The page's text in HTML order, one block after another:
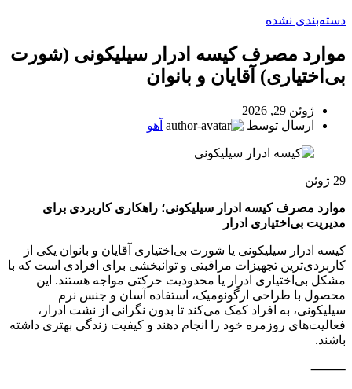
دسته‌بندی نشده
موارد مصرف کیسه ادرار سیلیکونی (شورت
بی‌اختیاری) آقایان و بانوان
ژوئن 29, 2026
ارسال توسط
آهو
29 ژوئن
موارد مصرف کیسه ادرار سیلیکونی؛ راهکاری کاربردی برای
مدیریت بی‌اختیاری ادرار
کیسه ادرار سیلیکونی یا شورت بی‌اختیاری آقایان و بانوان یکی از
کاربردی‌ترین تجهیزات مراقبتی و توانبخشی برای افرادی است که با
مشکل بی‌اختیاری ادرار یا محدودیت حرکتی مواجه هستند. این
محصول با طراحی ارگونومیک، استفاده آسان و جنس نرم
سیلیکونی، به افراد کمک می‌کند تا بدون نگرانی از نشت ادرار،
فعالیت‌های روزمره خود را انجام دهند و کیفیت زندگی بهتری داشته
باشند.
⸻